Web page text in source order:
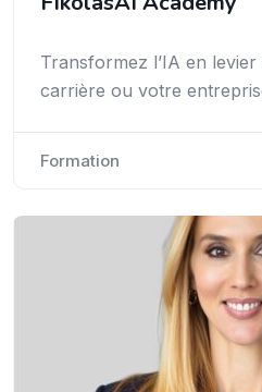
Transformez l’IA en
carrière ou votre
Formation